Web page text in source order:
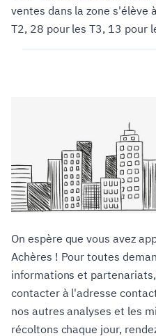
ventes dans la zone s'élève
T2, 28 pour les T3, 13 pour
On espère que vous avez
Achères ! Pour toutes
informations et
contacter à l'adresse
nos autres analyses et les
récoltons chaque jour,